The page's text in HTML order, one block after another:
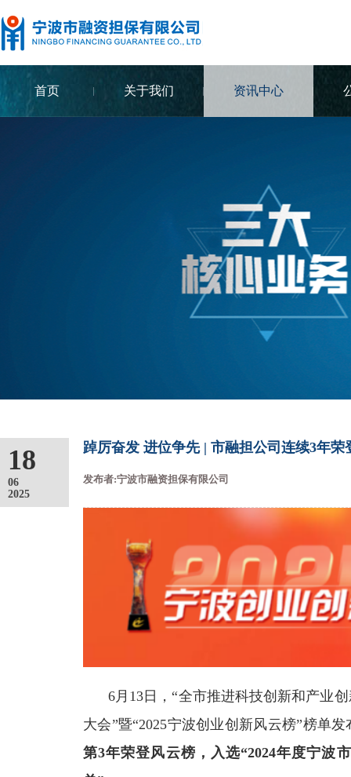
首页 关于我们 资讯中心
18
06
2025
踔厉奋发 进位争先 | 市融担公司连续3年
发布者:宁波市融资担保有限公司
6月13日，“全市推进科技创新和产业
大会”暨“2025宁波创业创新风云榜”榜单
第3年荣登风云榜，入选“2024年度宁波